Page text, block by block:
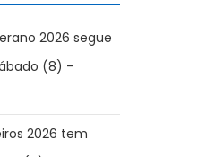
2026 segue
(8) –
2026 tem